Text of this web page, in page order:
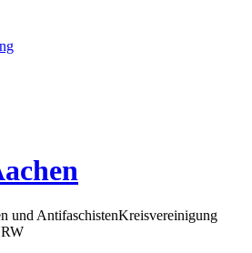
und AntifaschistenKreisvereinigung